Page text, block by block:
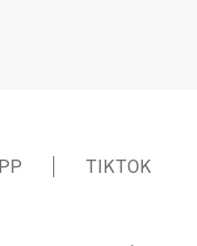
TIKTOK